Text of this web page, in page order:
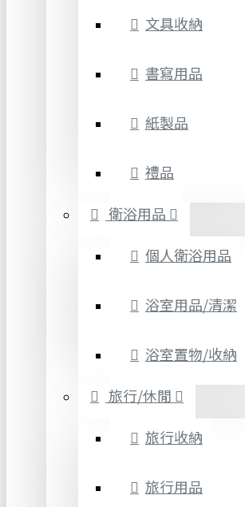
文具收納
書寫用品
紙製品
禮品
衛浴用品
個人衛浴用品
浴室用品/清潔
浴室置物/收納
旅行/休閒
旅行收納
旅行用品